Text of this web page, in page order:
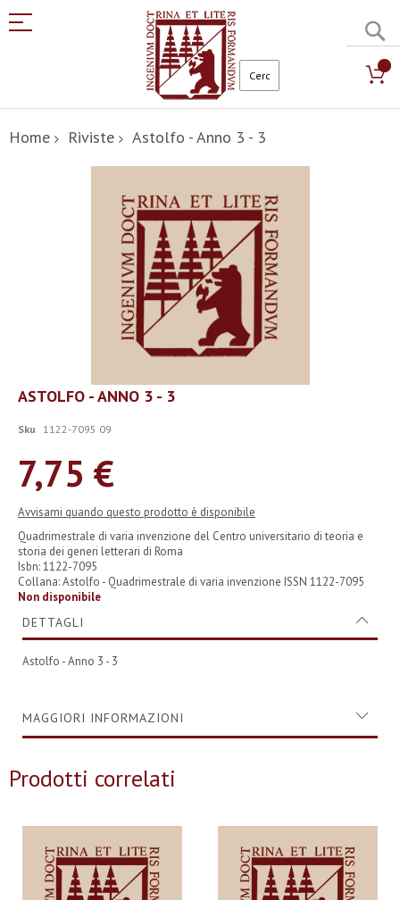
al
contenuto
Home Riviste Astolfo - Anno 3 - 3
Vai
all'inizio
galleria
immagini
ASTOLFO - ANNO 3 - 3
Sku 1122-7095 09
7,75 €
Avvisami quando questo prodotto è disponibile
Quadrimestrale di varia invenzione del Centro universitario di teoria e
storia dei generi letterari di Roma
Isbn: 1122-7095
Collana: Astolfo - Quadrimestrale di varia invenzione ISSN 1122-7095
Non disponibile
DETTAGLI
Astolfo - Anno 3 - 3
MAGGIORI INFORMAZIONI
Prodotti correlati